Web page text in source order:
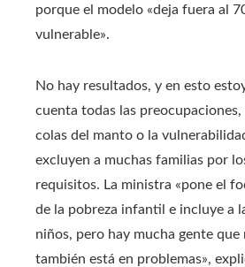
porque el modelo «deja fuera al
vulnerable».
No hay resultados, y en esto
cuenta todas las
colas del manto o la
excluyen a muchas familias por
requisitos. La ministra «pone el
de la pobreza infantil e incluye a
niños, pero hay mucha gente que
también está en problemas»,